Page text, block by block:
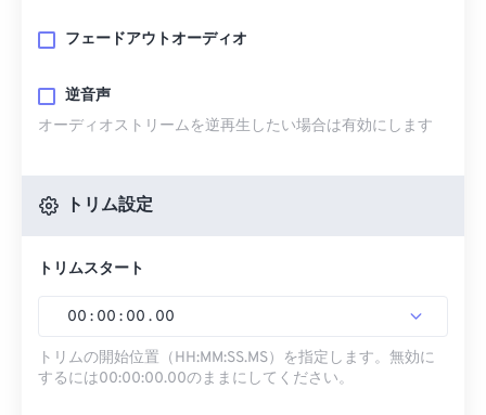
フェードアウトオーディオ
逆音声
オーディオストリームを逆再生したい場合は有効にします
トリム設定
トリムスタート
00 : 00 : 00 . 00
トリムの開始位置（HH:MM:SS.MS）を指定します。無効に
するには00:00:00.00のままにしてください。